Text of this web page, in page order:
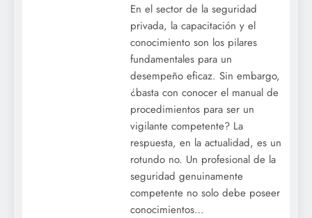
En el sector de la seguridad
privada, la capacitación y el
conocimiento son los pilares
fundamentales para un
desempeño eficaz. Sin embargo,
¿basta con conocer el manual de
procedimientos para ser un
vigilante competente? La
respuesta, en la actualidad, es un
rotundo no. Un profesional de la
seguridad genuinamente
competente no solo debe poseer
conocimientos…